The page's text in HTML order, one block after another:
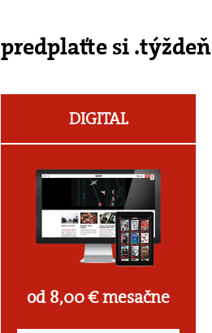
predplaťte si .týždeň
DIGITAL
od 8,00 € mesačne